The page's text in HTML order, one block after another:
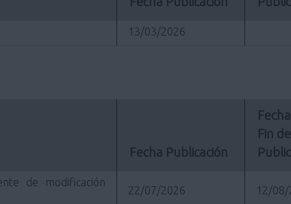
13/03/2026
Fecha Publicación
Fin
de modificación
22/07/2026 12/08/